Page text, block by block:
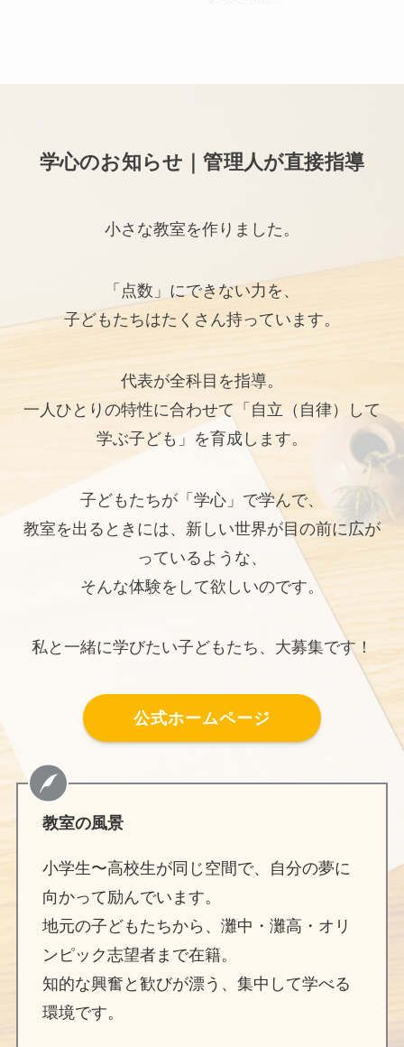
学心のお知らせ｜管理人が直接指導
小さな教室を作りました。
「点数」にできない力を、
子どもたちはたくさん持っています。
代表が全科目を指導。
一人ひとりの特性に合わせて「自立（自律）して
学ぶ子ども」を育成します。
子どもたちが「学心」で学んで、
教室を出るときには、新しい世界が目の前に広が
っているような、
そんな体験をして欲しいのです。
私と一緒に学びたい子どもたち、大募集です！
公式ホームページ
教室の風景
小学生〜高校生が同じ空間で、自分の夢に
向かって励んでいます。
地元の子どもたちから、灘中・灘高・オリ
ンピック志望者まで在籍。
知的な興奮と歓びが漂う、集中して学べる
環境です。